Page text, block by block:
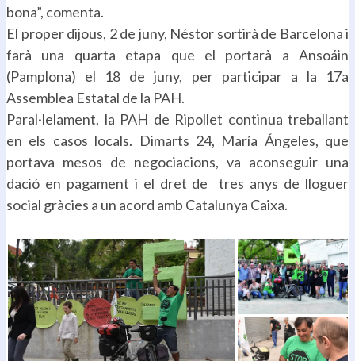
bona”, comenta.
El proper dijous, 2 de juny, Néstor sortirà de Barcelona i
farà una quarta etapa que el portarà a Ansoáin
(Pamplona) el 18 de juny, per participar a la 17a
Assemblea Estatal de la PAH.
Paral·lelament, la PAH de Ripollet continua treballant
en els casos locals. Dimarts 24, María Ángeles, que
portava mesos de negociacions, va aconseguir una
dació en pagament i el dret de tres anys de lloguer
social gràcies a un acord amb Catalunya Caixa.